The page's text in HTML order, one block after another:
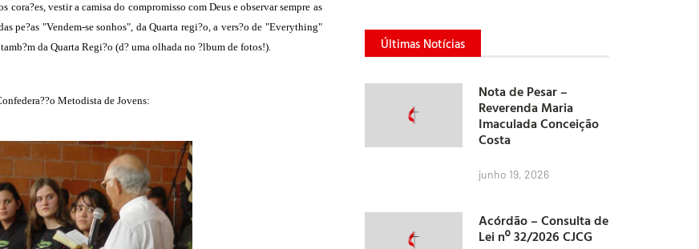
vestir a camisa do compromisso com Deus e observar sempre as
pe?as "Vendem-se sonhos", da Quarta regi?o, a vers?o de "Everything"
da Quarta Regi?o (d? uma olhada no ?lbum de fotos!).
Metodista de Jovens:
Últimas Notícias
Nota de Pesar –
Reverenda Maria
Imaculada Conceição
Costa
junho 19, 2026
Acórdão – Consulta de
Lei nº 32/2026 CJCG